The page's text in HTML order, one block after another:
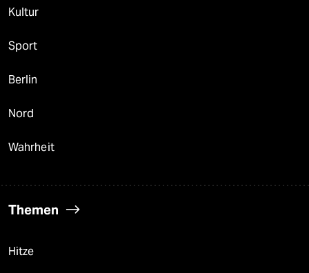
Kultur
Sport
Berlin
Nord
Wahrheit
Themen
Hitze